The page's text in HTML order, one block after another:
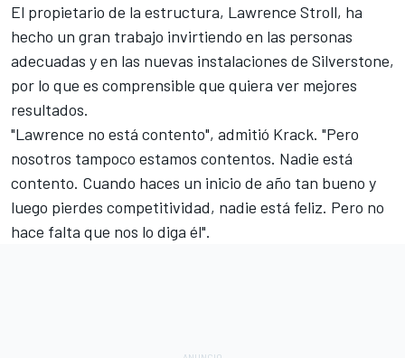
El propietario de la estructura, Lawrence Stroll, ha
hecho un gran trabajo invirtiendo en las personas
adecuadas y en las nuevas instalaciones de Silverstone,
por lo que es comprensible que quiera ver mejores
resultados.
"Lawrence no está contento", admitió Krack. "Pero
nosotros tampoco estamos contentos. Nadie está
contento. Cuando haces un inicio de año tan bueno y
luego pierdes competitividad, nadie está feliz. Pero no
hace falta que nos lo diga él".